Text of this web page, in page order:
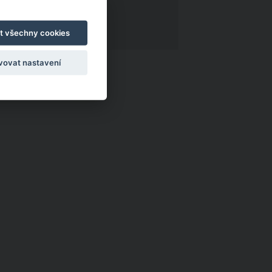
všechny cookies
nastavení